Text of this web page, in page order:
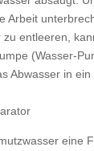
Arbeit
entleeren,
(Wasser-
Abwasser in ein
eine